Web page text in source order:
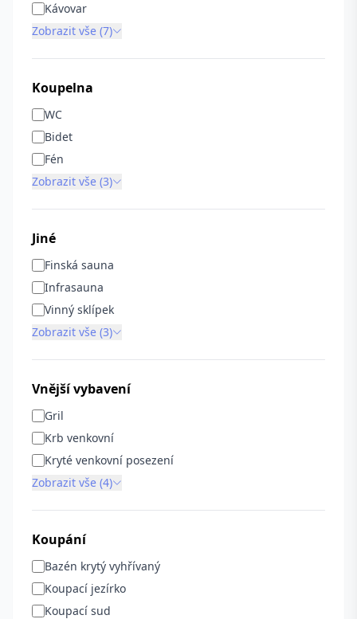
Kávovar
Zobrazit vše (7)
Koupelna
WC
Bidet
Fén
Zobrazit vše (3)
Jiné
Finská sauna
Infrasauna
Vinný sklípek
Zobrazit vše (3)
Vnější vybavení
Gril
Krb venkovní
Kryté venkovní posezení
Zobrazit vše (4)
Koupání
Bazén krytý vyhřívaný
Koupací jezírko
Koupací sud